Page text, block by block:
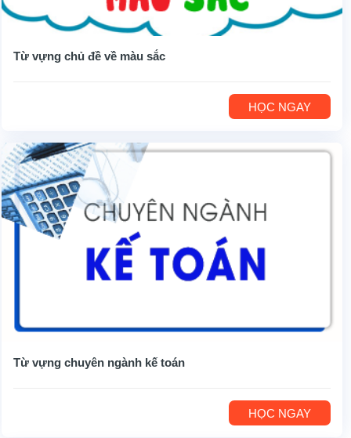
Từ vựng chủ đề về màu sắc
HỌC NGAY
Từ vựng chuyên ngành kế toán
HỌC NGAY